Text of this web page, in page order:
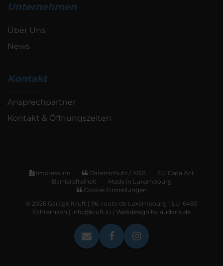
Unternehmen
Über Uns
News
Kontakt
Ansprechpartner
Kontakt & Öffnungszeiten
Impressum Datenschutz / AGB
EU Data Act
Barrierefreiheit
Made in Luxembourg
Cookie Einstellungen
© 2026 Garage Kruft | 96, route de Luxembourg | LU-6450
Echternach | info@kruft.lu | Webdesign by audaris.de